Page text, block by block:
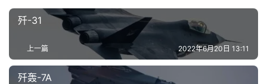
投
知
歼-31
上一篇 2022年6月20日 13:11
歼轰-7A